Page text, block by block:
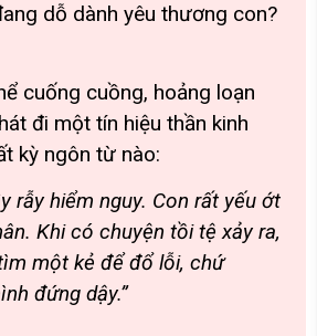
dỗ dành yêu thương con?
cuống cuồng, hoảng loạn
đi một tín hiệu thần kinh
kỳ ngôn từ nào:
rẫy hiểm nguy. Con rất yếu ớt
Khi có chuyện tồi tệ xảy ra,
một kẻ để đổ lỗi, chứ
đứng dậy.”